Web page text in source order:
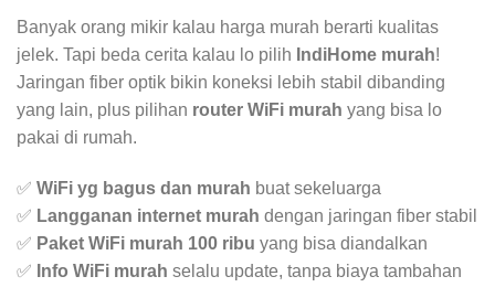
Banyak orang mikir kalau harga murah berarti kualitas
jelek. Tapi beda cerita kalau lo pilih IndiHome murah!
Jaringan fiber optik bikin koneksi lebih stabil dibanding
yang lain, plus pilihan router WiFi murah yang bisa lo
pakai di rumah.
✅ WiFi yg bagus dan murah buat sekeluarga
✅ Langganan internet murah dengan jaringan fiber stabil
✅ Paket WiFi murah 100 ribu yang bisa diandalkan
✅ Info WiFi murah selalu update, tanpa biaya tambahan